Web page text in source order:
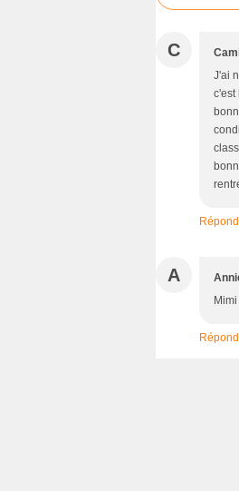
C
J'ai
c'est
A